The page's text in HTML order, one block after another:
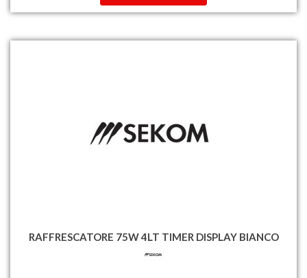
RAFFRESCATORE 75W 4LT TIMER DISPLAY BIANCO